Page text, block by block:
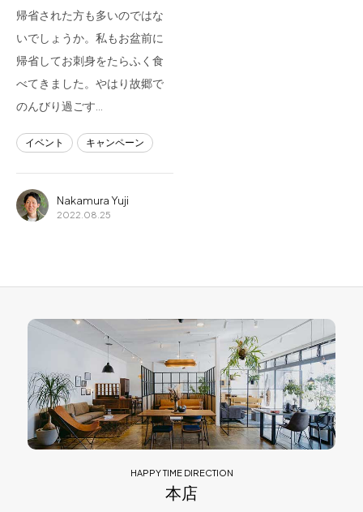
熊本店
Arv
帰省された方も多いのではな
いでしょうか。私もお盆前に
帰省してお刺身をたらふく食
べてきました。やはり故郷で
のんびり過ごす…
イベント キャンペーン
Nakamura Yuji
2022.08.25
HAPPY TIME DIRECTION
本店